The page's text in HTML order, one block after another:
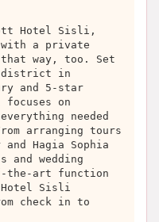
Hotel Sisli,
a private
way, too. Set
district in
and 5-star
on
needed
arranging tours
Hagia Sophia
and wedding
the-art function
Hotel Sisli
check in to